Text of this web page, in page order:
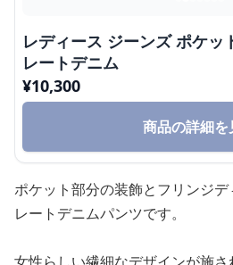
レディース ジーンズ ポケッ
レートデニム
¥10,300
商品の詳細を
ポケット部分の装飾とフリンジ
レートデニムパンツです。